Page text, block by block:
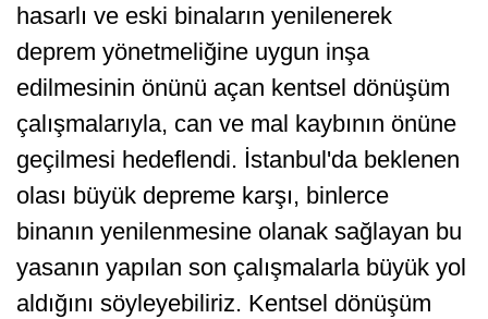
hasarlı ve eski binaların yenilenerek
deprem yönetmeliğine uygun inşa
edilmesinin önünü açan kentsel dönüşüm
çalışmalarıyla, can ve mal kaybının önüne
geçilmesi hedeflendi. İstanbul'da beklenen
olası büyük depreme karşı, binlerce
binanın yenilenmesine olanak sağlayan bu
yasanın yapılan son çalışmalarla büyük yol
aldığını söyleyebiliriz. Kentsel dönüşüm